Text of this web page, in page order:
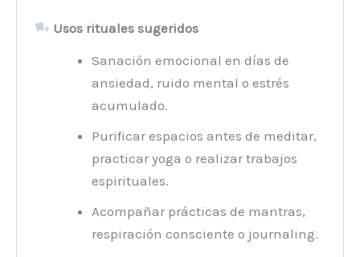
Usos rituales sugeridos
Sanación emocional en días de
ansiedad, ruido mental o estrés
acumulado.
Purificar espacios antes de meditar,
practicar yoga o realizar trabajos
espirituales.
Acompañar prácticas de mantras,
respiración consciente o journaling.